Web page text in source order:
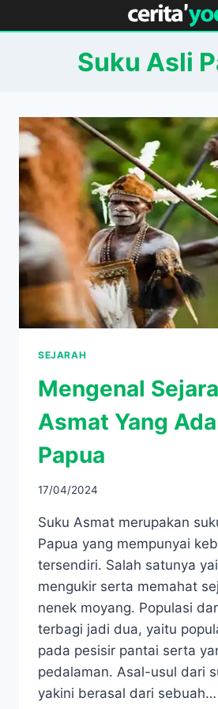
to
Suku Asli
SEJARAH
Mengenal
Asmat Yang
Papua
17/04/2024
Suku Asmat merupakan
Papua yang mempunyai
tersendiri. Salah satunya
mengukir serta memahat
nenek moyang. Populasi
terbagi jadi dua, yaitu
pada pesisir pantai serta
pedalaman. Asal-usul dari
yakini berasal dari sebuah…